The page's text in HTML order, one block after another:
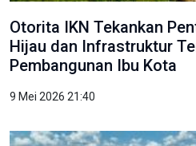
Otorita IKN Tekankan
Hijau dan Infrastruktur
Pembangunan Ibu Kota
9 Mei 2026 21:40